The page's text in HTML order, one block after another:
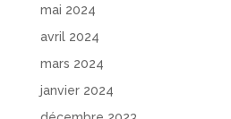
mai 2024
avril 2024
mars 2024
janvier 2024